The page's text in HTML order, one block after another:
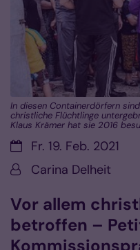
In diesen Containerdörfern
christliche Flüchtlinge
Klaus Krämer hat sie 2016
Datum:Fr. 19. Feb. 2021
Von:Carina Delheit
Vor allem
betroffen –